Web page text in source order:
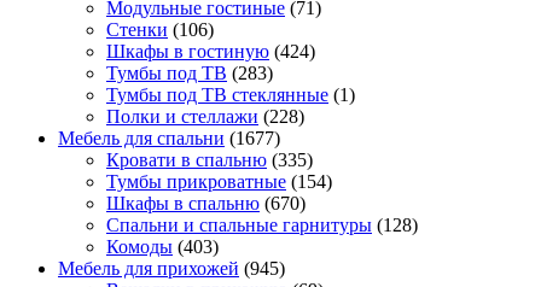
Модульные гостиные (71)
Стенки (106)
Шкафы в гостиную (424)
Тумбы под ТВ (283)
Тумбы под ТВ стеклянные (1)
Полки и стеллажи (228)
Мебель для спальни (1677)
Кровати в спальню (335)
Тумбы прикроватные (154)
Шкафы в спальню (670)
Спальни и спальные гарнитуры (128)
Комоды (403)
Мебель для прихожей (945)